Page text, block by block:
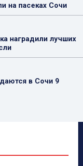
на пасеках Сочи
наградили лучших
в Сочи 9